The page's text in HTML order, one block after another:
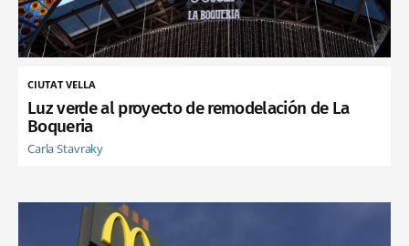
CIUTAT VELLA
Luz verde al proyecto de remodelación de La
Boqueria
Carla Stavraky